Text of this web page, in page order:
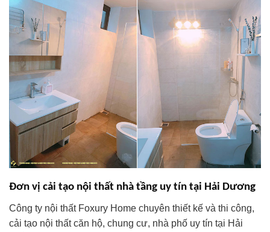
Đơn vị cải tạo nội thất nhà tầng uy tín tại Hải Dương
Công ty nội thất Foxury Home chuyên thiết kế và thi công,
cải tạo nội thất căn hộ, chung cư, nhà phố uy tín tại Hải